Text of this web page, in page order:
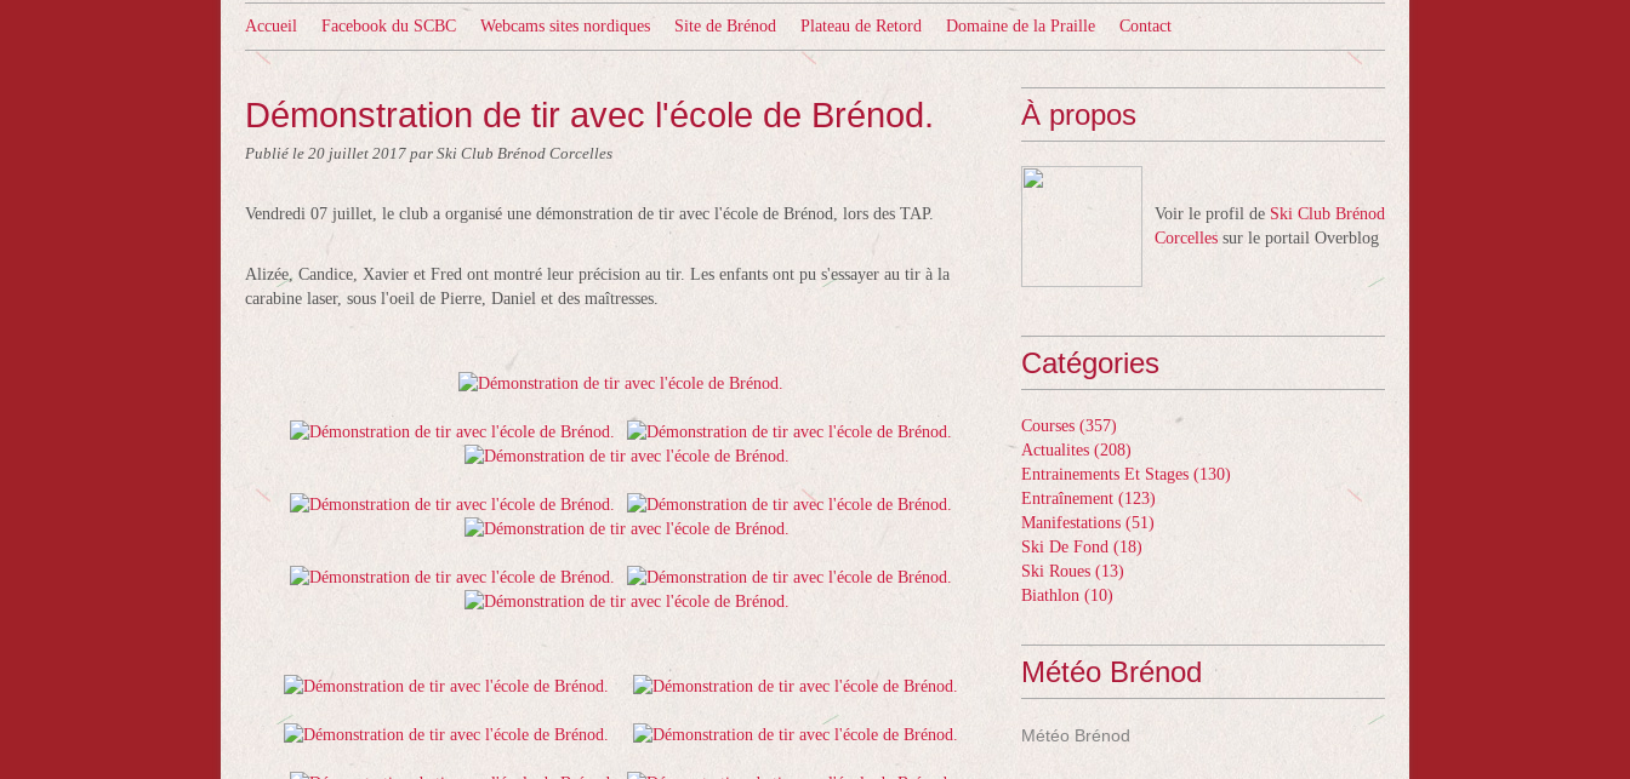
Accueil Facebook du SCBC Webcams sites nordiques Site de Brénod Plateau de Retord Domaine de la Praille Contact
Démonstration de tir avec l'école de Brénod.
Publié le 20 juillet 2017 par Ski Club Brénod Corcelles
Vendredi 07 juillet, le club a organisé une démonstration de tir avec l'école de Brénod, lors des TAP.
Alizée, Candice, Xavier et Fred ont montré leur précision au tir. Les enfants ont pu s'essayer au tir à la
carabine laser, sous l'oeil de Pierre, Daniel et des maîtresses.
À propos
Voir le profil de Ski Club Brénod
Corcelles sur le portail Overblog
Catégories
Courses (357)
Actualites (208)
Entrainements Et Stages (130)
Entraînement (123)
Manifestations (51)
Ski De Fond (18)
Ski Roues (13)
Biathlon (10)
Météo Brénod
Météo Brénod